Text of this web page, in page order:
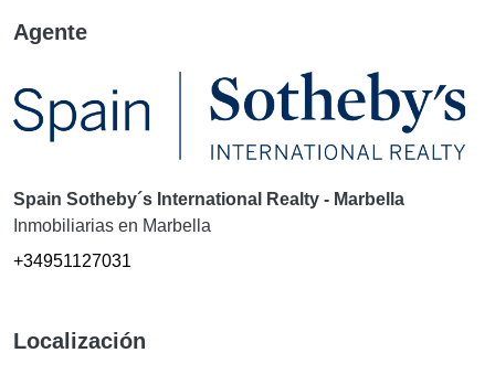
Agente
Spain Sotheby´s International Realty - Marbella
Inmobiliarias en Marbella
+34951127031
Localización